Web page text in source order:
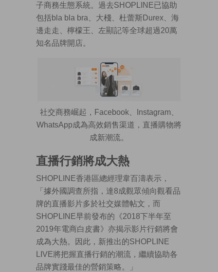
子商務生態系統。過去SHOPLINE已協助
包括bla bla bra、大棧、杜蕾斯Durex、海
邊走走、檸檬王、左顯記等全球超過20萬
知名品牌開店。
社交商務崛起，Facebook、Instagram、
WhatsApp成為高效銷售渠道，直播購物將
成新潮流。
直播行銷將成大熱
SHOPLINE香港區總經理韋百濤表示，
「據外國調查所指，達8成觀眾傾向觀看品
牌的直播影片多於社交媒體帖文，而
SHOPLINE早前發布的《2018下半年至
2019年電商白皮書》亦揭示影片行銷將會
成為大熱。因此，新推出的SHOPLINE
LIVE將把握直播行銷的潮流，繼續協助各
品牌實踐最佳的營銷策略。」